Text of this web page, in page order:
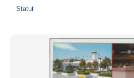
Statut